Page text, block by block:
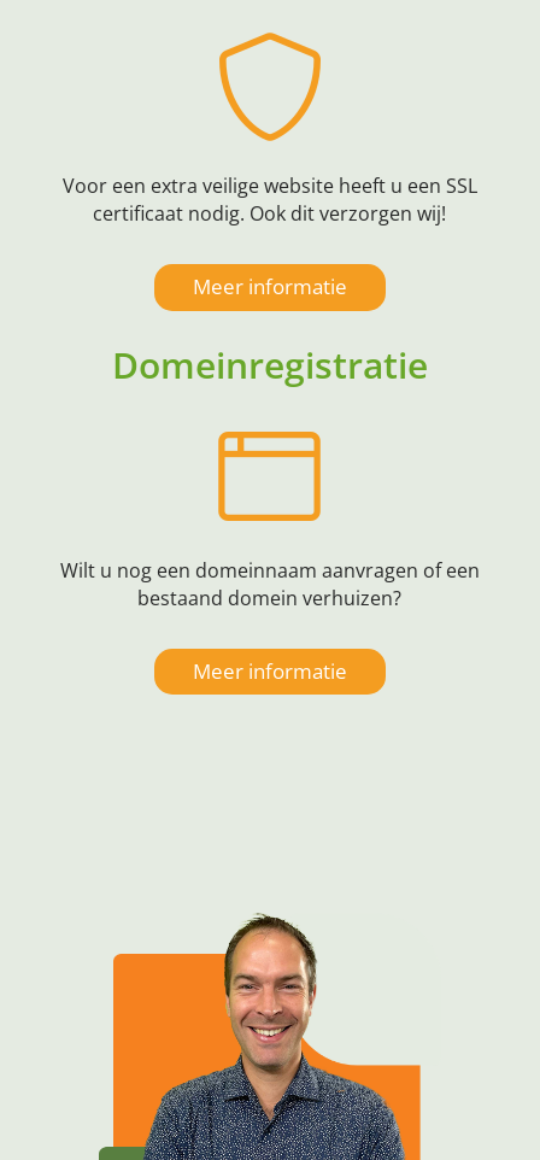
Voor een extra veilige website heeft u een SSL
certificaat nodig. Ook dit verzorgen wij!
Meer informatie
Domeinregistratie
Wilt u nog een domeinnaam aanvragen of een
bestaand domein verhuizen?
Meer informatie